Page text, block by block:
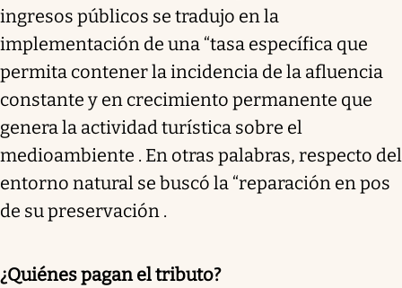
ingresos públicos se tradujo en la
implementación de una “tasa específica que
permita contener la incidencia de la afluencia
constante y en crecimiento permanente que
genera la actividad turística sobre el
medioambiente . En otras palabras, respecto del
entorno natural se buscó la “reparación en pos
de su preservación .
¿Quiénes pagan el tributo?